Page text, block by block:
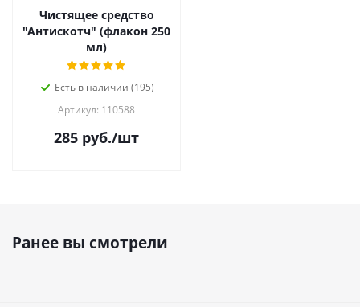
Чистящее средство
"Антискотч" (флакон 250
мл)
Есть в наличии (195)
Артикул: 110588
285 руб./шт
Ранее вы смотрели